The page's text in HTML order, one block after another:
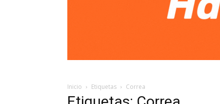
Inicio Etiquetas Correa